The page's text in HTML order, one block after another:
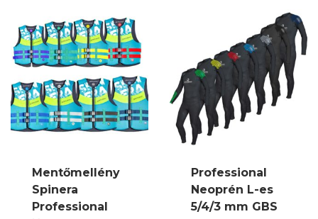
Mentőmellény
Spinera
Professional
Professional
Neoprén L-es
5/4/3 mm GBS